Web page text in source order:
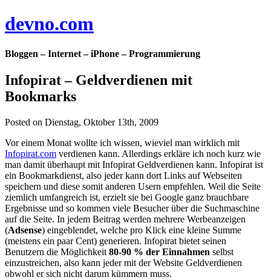
devno.com
Bloggen – Internet – iPhone – Programmierung
Infopirat – Geldverdienen mit
Bookmarks
Posted on Dienstag, Oktober 13th, 2009
Vor einem Monat wollte ich wissen, wieviel man wirklich mit
Infopirat.com verdienen kann. Allerdings erkläre ich noch kurz wie
man damit überhaupt mit Infopirat Geldverdienen kann. Infopirat ist
ein Bookmarkdienst, also jeder kann dort Links auf Webseiten
speichern und diese somit anderen Usern empfehlen. Weil die Seite
ziemlich umfangreich ist, erzielt sie bei Google ganz brauchbare
Ergebnisse und so kommen viele Besucher über die Suchmaschine
auf die Seite. In jedem Beitrag werden mehrere Werbeanzeigen
(Adsense) eingeblendet, welche pro Klick eine kleine Summe
(meistens ein paar Cent) generieren. Infopirat bietet seinen
Benutzern die Möglichkeit 80-90 % der Einnahmen selbst
einzustreichen, also kann jeder mit der Website Geldverdienen
obwohl er sich nicht darum kümmern muss.